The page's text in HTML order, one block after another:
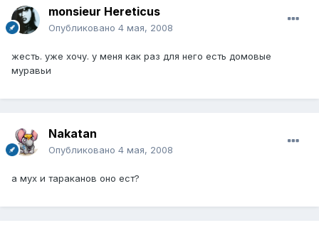
monsieur Hereticus
Опубликовано 4 мая, 2008
жесть. уже хочу. у меня как раз для него есть домовые
муравьи
Nakatan
Опубликовано 4 мая, 2008
а мух и тараканов оно ест?